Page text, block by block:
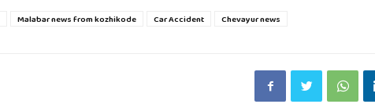
Malabar news from kozhikode Car Accident Chevayur news